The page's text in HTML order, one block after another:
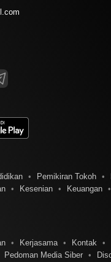
Pemikiran Tokoh
Kesenian Keuangan
Kerjasama
Kontak
Pedoman Media Siber